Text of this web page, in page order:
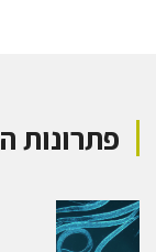
פתרונות